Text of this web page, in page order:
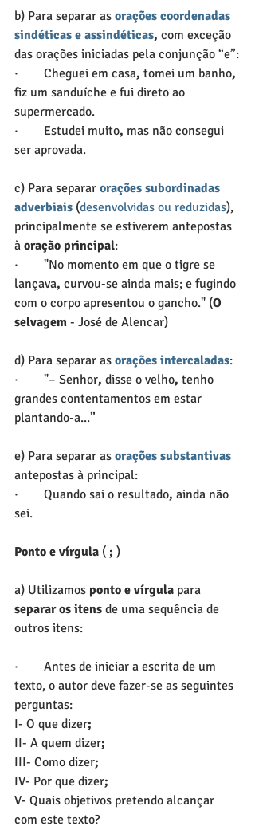
b) Para separar as orações coordenadas
sindéticas e assindéticas, com exceção
das orações iniciadas pela conjunção “e”:
·        Cheguei em casa, tomei um banho,
fiz um sanduíche e fui direto ao
supermercado.
·        Estudei muito, mas não consegui
ser aprovada.
c) Para separar orações subordinadas
adverbiais (desenvolvidas ou reduzidas),
principalmente se estiverem antepostas
à oração principal:
·        "No momento em que o tigre se
lançava, curvou-se ainda mais; e fugindo
com o corpo apresentou o gancho." (O
selvagem - José de Alencar)
d) Para separar as orações intercaladas:
·        "– Senhor, disse o velho, tenho
grandes contentamentos em estar
plantando-a...”
e) Para separar as orações substantivas
antepostas à principal:
·        Quando sai o resultado, ainda não
sei.
Ponto e vírgula ( ; )
a) Utilizamos ponto e vírgula para
separar os itens de uma sequência de
outros itens:
·        Antes de iniciar a escrita de um
texto, o autor deve fazer-se as seguintes
perguntas:
I- O que dizer;
II- A quem dizer;
III- Como dizer;
IV- Por que dizer;
V- Quais objetivos pretendo alcançar
com este texto?